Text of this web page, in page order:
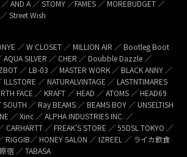
AND A ／ STOMY ／FAMES ／ MOREBUDGET ／
Street Wish
／ W CLOSET ／ MILLION AIR ／ Bootleg Boot
AQUA SILVER ／ CHER ／ Doubble Dazzle ／
／ LB-03 ／ MASTER WORK ／ BLACK ANNY ／
／ NATURALVINTAGE ／ LASTNTIMARES
FACE ／ KRAFT ／ HEAD ／ ATOMS ／ HEAD69
／ Ray BEAMS ／ BEAMS BOY ／ UNSELTISH
／ Xinc ／ ALPHA INDUSTRIES INC. ／
CARHARTT ／ FREAK’S STORE ／ 55DSL TOKYO ／
RIGGIB／ HONEY SALON ／ IZREEL ／ ライカ飲食
宿 ／ TABASA